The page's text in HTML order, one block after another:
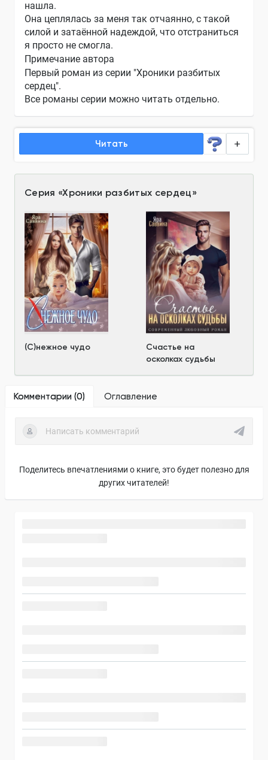
нашла.
Она цеплялась за меня так отчаянно, с такой
силой и затаённой надеждой, что отстраниться
я просто не смогла.
Примечание автора
Первый роман из серии "Хроники разбитых
сердец".
Все романы серии можно читать отдельно.
Читать
Серия «Хроники разбитых сердец»
(С)нежное чудо
Счастье на
осколках судьбы
Комментарии (0) Оглавление
Поделитесь впечатлениями о книге, это будет полезно для
других читателей!